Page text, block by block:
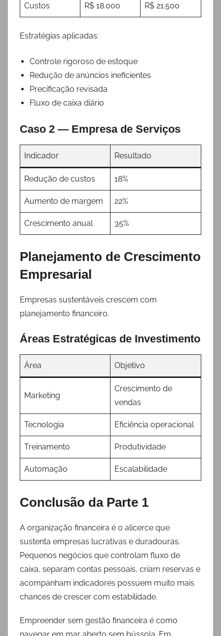
Custos R$ 18.000 R$ 21.500
Estratégias aplicadas:
Controle rigoroso de estoque
Redução de anúncios ineficientes
Precificação revisada
Fluxo de caixa diário
Caso 2 — Empresa de Serviços
Indicador Resultado
Redução de custos 18%
Aumento de margem 22%
Crescimento anual 35%
Planejamento de Crescimento
Empresarial
Empresas sustentáveis crescem com
planejamento financeiro.
Áreas Estratégicas de Investimento
Área Objetivo
Marketing
Crescimento de
vendas
Tecnologia Eficiência operacional
Treinamento Produtividade
Automação Escalabilidade
Conclusão da Parte 1
A organização financeira é o alicerce que
sustenta empresas lucrativas e duradouras.
Pequenos negócios que controlam fluxo de
caixa, separam contas pessoais, criam reservas e
acompanham indicadores possuem muito mais
chances de crescer com estabilidade.
Empreender sem gestão financeira é como
navegar em mar aberto sem bússola. Em